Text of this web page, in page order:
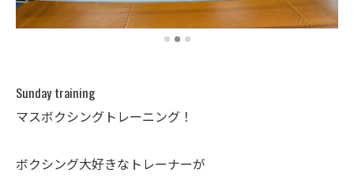
Sunday training
マスボクシングトレーニング！
ボクシング大好きなトレーナーが